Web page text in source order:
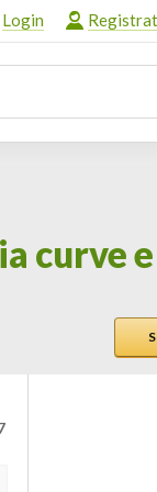
Login
curve e